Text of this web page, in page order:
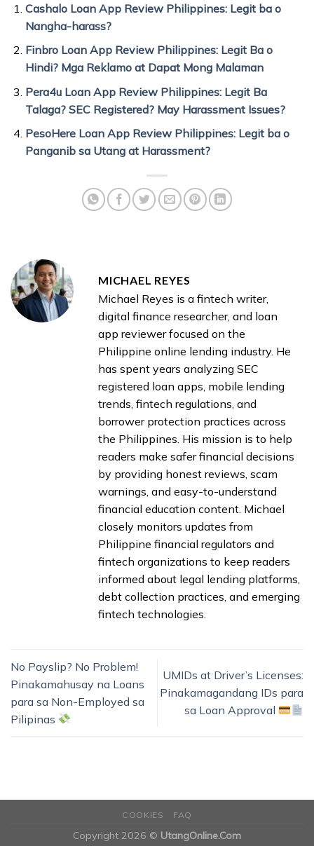
Cashalo Loan App Review Philippines: Legit ba o
Nangha-harass?
Finbro Loan App Review Philippines: Legit Ba o
Hindi? Mga Reklamo at Dapat Mong Malaman
Pera4u Loan App Review Philippines: Legit Ba
Talaga? SEC Registered? May Harassment Issues?
PesoHere Loan App Review Philippines: Legit ba o
Panganib sa Utang at Harassment?
MICHAEL REYES
Michael Reyes is a fintech writer,
digital finance researcher, and loan
app reviewer focused on the
Philippine online lending industry. He
has spent years analyzing SEC
registered loan apps, mobile lending
trends, fintech regulations, and
borrower protection practices across
the Philippines. His mission is to help
readers make safer financial decisions
by providing honest reviews, scam
warnings, and easy-to-understand
financial education content. Michael
closely monitors updates from
Philippine financial regulators and
fintech organizations to keep readers
informed about legal lending platforms,
debt collection practices, and emerging
fintech technologies.
No Payslip? No Problem!
Pinakamahusay na Loans
para sa Non-Employed sa
Pilipinas
UMIDs at Driver’s Licenses:
Pinakamagandang IDs para
sa Loan Approval
COOKIES FAQ
Copyright 2026 © UtangOnline.Com